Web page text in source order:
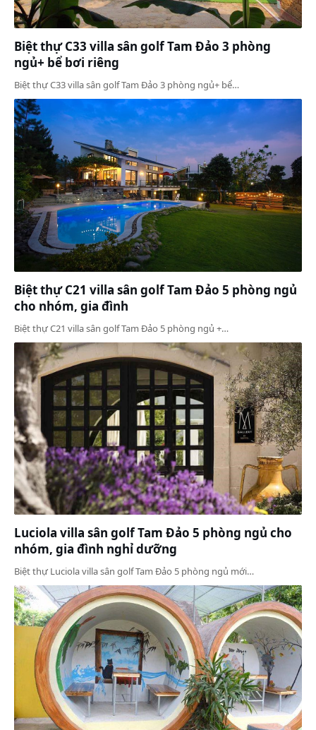
Biệt thự C33 villa sân golf Tam Đảo 3 phòng
ngủ+ bể bơi riêng
Biệt thự C33 villa sân golf Tam Đảo 3 phòng ngủ+ bể…
Biệt thự C21 villa sân golf Tam Đảo 5 phòng ngủ
cho nhóm, gia đình
Biệt thự C21 villa sân golf Tam Đảo 5 phòng ngủ +…
Luciola villa sân golf Tam Đảo 5 phòng ngủ cho
nhóm, gia đình nghỉ dưỡng
Biệt thự Luciola villa sân golf Tam Đảo 5 phòng ngủ mới…